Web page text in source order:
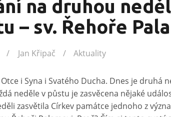
na druhou
– sv. Řehoře
Jan Křipač Aktuality
i Syna i Svatého Ducha. Dnes je druhá
neděle v půstu je zasvěcena nějaké
zasvětila Církev památce jednoho z